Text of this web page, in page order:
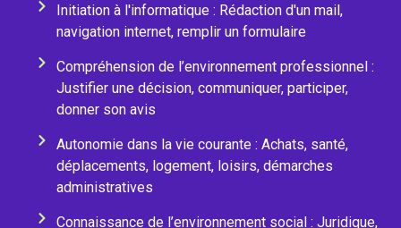
Initiation à l'informatique : Rédaction d'un mail,
navigation internet, remplir un formulaire
Compréhension de l’environnement professionnel :
Justifier une décision, communiquer, participer,
donner son avis
Autonomie dans la vie courante : Achats, santé,
déplacements, logement, loisirs, démarches
administratives
Connaissance de l’environnement social : Juridique,